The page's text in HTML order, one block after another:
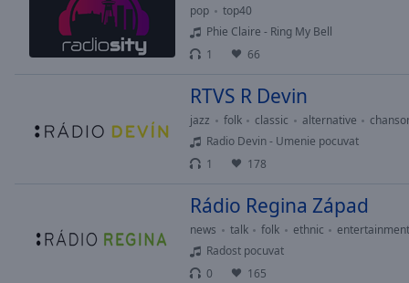
pop
top40
Phie Claire - Ring My Bell
1
66
RTVS R Devin
jazz folk classic alternative
Radio Devin - Umenie pocuvat
1
178
Rádio Regina Západ
news talk folk ethnic
entertainment
Radost pocuvat
0
165